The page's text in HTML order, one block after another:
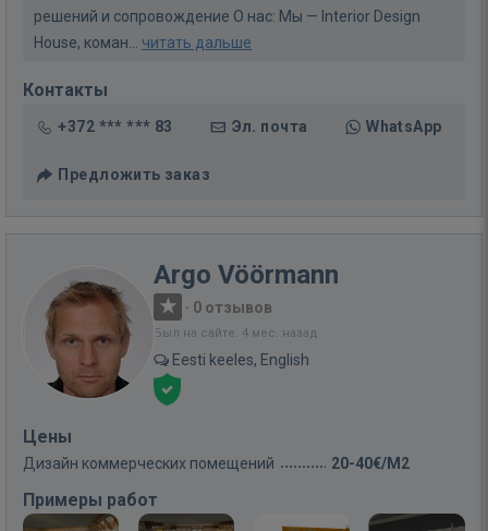
решений и сопровождение О нас: Мы — Interior Design
House, коман... читать дальше
Контакты
+372 *** *** 83 Эл. почта WhatsApp
Предложить заказ
Argo Vöörmann
· 0 отзывов
Был на сайте: 4 мес. назад
Eesti keeles, English
Цены
Дизайн коммерческих помещений 20-40€/M2
Примеры работ